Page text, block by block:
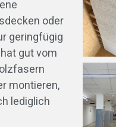
oder
geringfügig
gut vom
montieren,
lediglich